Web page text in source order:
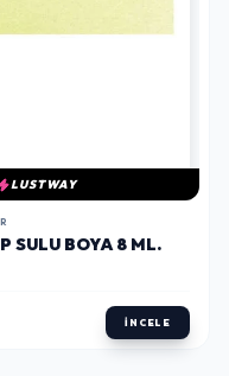
LUSTWAY
SULU BOYA 8 ML.
İNCELE